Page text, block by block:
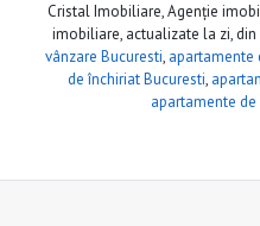
Cristal Imobiliare, Agenție
imobiliare, actualizate la zi,
vânzare Bucuresti, apartamente
de închiriat Bucuresti,
apartamente